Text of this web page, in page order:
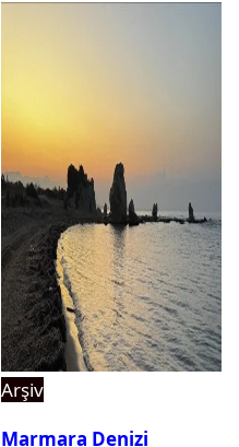
Arşiv
Marmara Denizi